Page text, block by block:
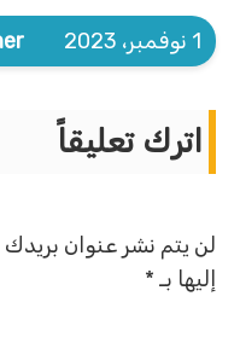
اترك تعليقاً
لن يتم نشر عنوان بريدك
إليها بـ *